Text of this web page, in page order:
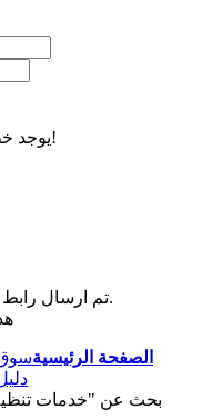
يوجد خطأ في اسم المستخدم أو كلمة المرور!
تم ارسال رابط استعادة كلمة المرور الى بريدك بنجاح.
الصفحة الرئيسية
بحث عن "خدمات